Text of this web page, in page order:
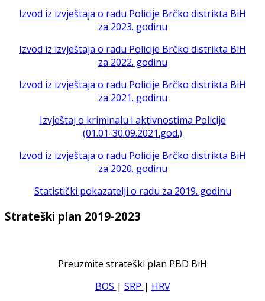
Izvod iz izvještaja o radu Policije Brčko distrikta BiH
za 2023. godinu
Izvod iz izvještaja o radu Policije Brčko distrikta BiH
za 2022. godinu
Izvod iz izvještaja o radu Policije Brčko distrikta BiH
za 2021. godinu
Izvještaj o kriminalu i aktivnostima Policije
(01.01-30.09.2021.god.)
Izvod iz izvještaja o radu Policije Brčko distrikta BiH
za 2020. godinu
Statistički pokazatelji o radu za 2019. godinu
Strateški plan 2019-2023
Preuzmite strateški plan PBD BiH
BOS | SRP | HRV